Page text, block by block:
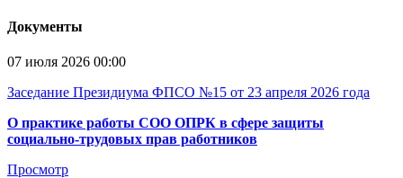
Документы
07 июля 2026 00:00
Заседание Президиума ФПСО №15 от 23 апреля 2026 года
О практике работы СОО ОПРК в сфере защиты
социально-трудовых прав работников
Просмотр